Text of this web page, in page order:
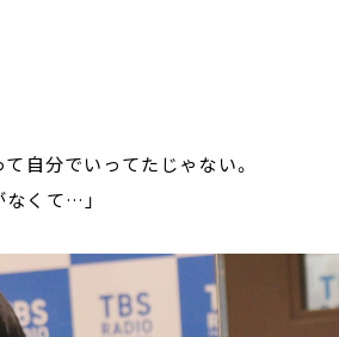
自分でいってたじゃない。
くて…」